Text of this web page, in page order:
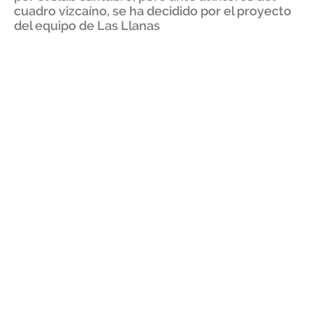
cuadro vizcaíno, se ha decidido por el proyecto
del equipo de Las Llanas